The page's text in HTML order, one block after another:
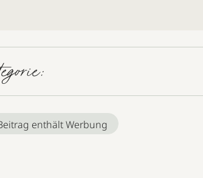
enthält Werbung